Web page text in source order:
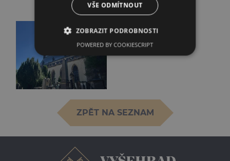
ZPĚT NA SEZNAM
VŠE ODMÍTNOUT
ZOBRAZIT PODROBNOSTI
POWERED BY COOKIESCRIPT